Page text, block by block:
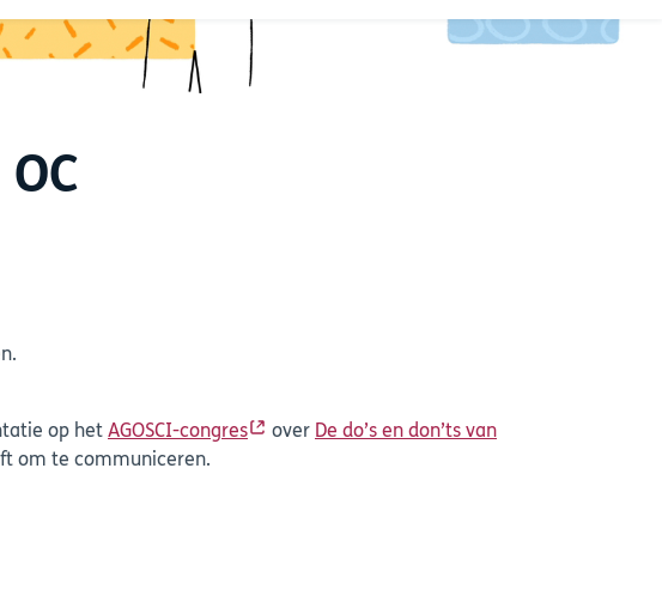
op het AGOSCI-congres over De do’s en don’ts van
om te communiceren.